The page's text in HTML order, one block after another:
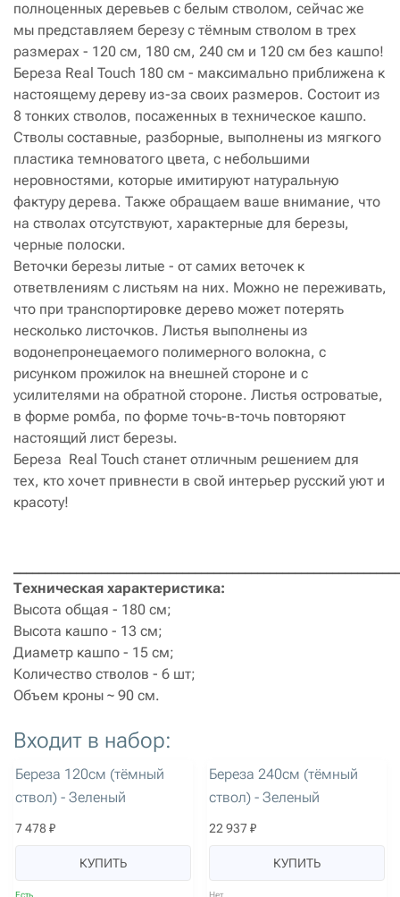
полноценных деревьев с белым стволом, сейчас же
мы представляем березу с тёмным стволом в трех
размерах - 120 см, 180 см, 240 см и 120 см без кашпо!
Береза Real Touch 180 см - максимально приближена к
настоящему дереву из-за своих размеров. Состоит из
8 тонких стволов, посаженных в техническое кашпо.
Стволы составные, разборные, выполнены из мягкого
пластика темноватого цвета, с небольшими
неровностями, которые имитируют натуральную
фактуру дерева. Также обращаем ваше внимание, что
на стволах отсутствуют, характерные для березы,
черные полоски.
Веточки березы литые - от самих веточек к
ответвлениям с листьям на них. Можно не переживать,
что при транспортировке дерево может потерять
несколько листочков. Листья выполнены из
водонепронецаемого полимерного волокна, с
рисунком прожилок на внешней стороне и с
усилителями на обратной стороне. Листья островатые,
в форме ромба, по форме точь-в-точь повторяют
настоящий лист березы.
Береза Real Touch станет отличным решением для
тех, кто хочет привнести в свой интерьер русский уют и
красоту!
Техническая характеристика:
Высота общая - 180 см;
Высота кашпо - 13 см;
Диаметр кашпо - 15 см;
Количество стволов - 6 шт;
Объем кроны ~ 90 см.
Входит в набор:
артикул: 3656
Береза 120см (тёмный
ствол) - Зеленый
7 478 ₽
КУПИТЬ
Есть
Береза 240см (тёмный
ствол) - Зеленый
22 937 ₽
КУПИТЬ
Нет